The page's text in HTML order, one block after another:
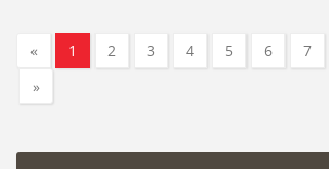
« 1 2 3 4 5 6 7
»